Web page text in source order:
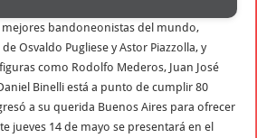
bandoneonistas del mundo,
Osvaldo Pugliese y Astor Piazzolla, y
como Rodolfo Mederos, Juan José
Binelli está a punto de cumplir 80
a su querida Buenos Aires para ofrecer
jueves 14 de mayo se presentará en el